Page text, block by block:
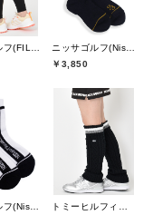
￥3,850